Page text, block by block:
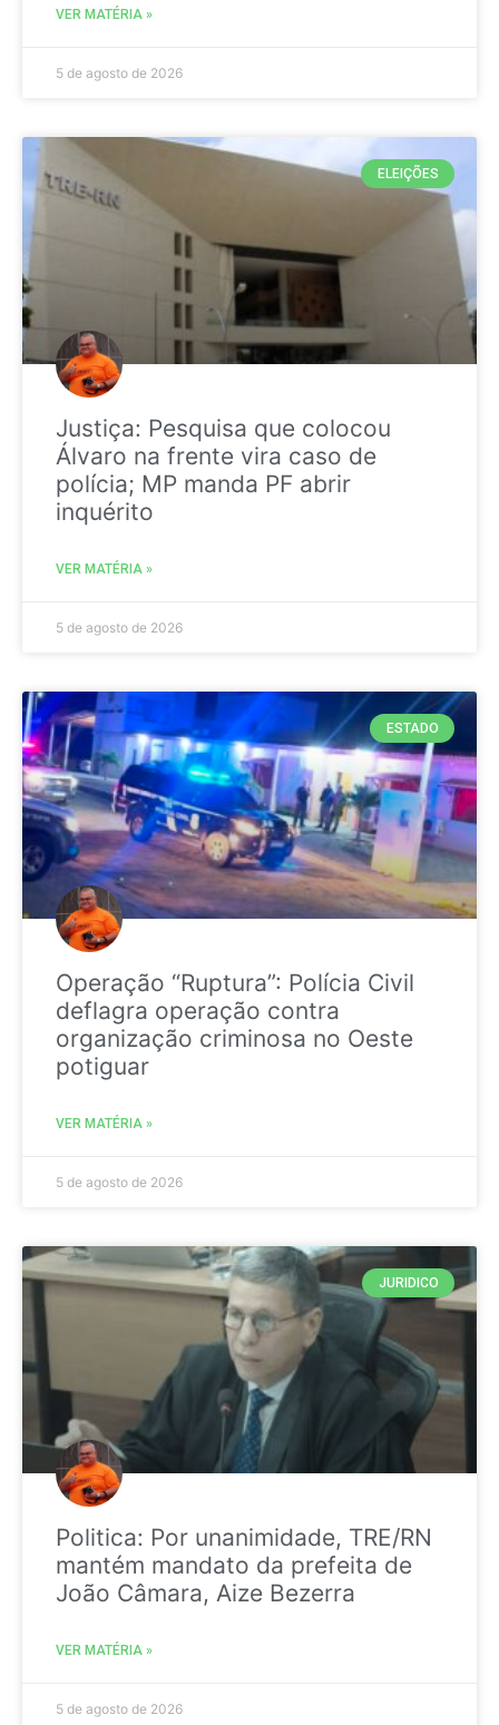
VER MATÉRIA »
5 de agosto de 2026
ELEIÇÕES
Justiça: Pesquisa que colocou
Álvaro na frente vira caso de
polícia; MP manda PF abrir
inquérito
VER MATÉRIA »
5 de agosto de 2026
ESTADO
Operação “Ruptura”: Polícia Civil
deflagra operação contra
organização criminosa no Oeste
potiguar
VER MATÉRIA »
5 de agosto de 2026
JURIDICO
Politica: Por unanimidade, TRE/RN
mantém mandato da prefeita de
João Câmara, Aize Bezerra
VER MATÉRIA »
5 de agosto de 2026